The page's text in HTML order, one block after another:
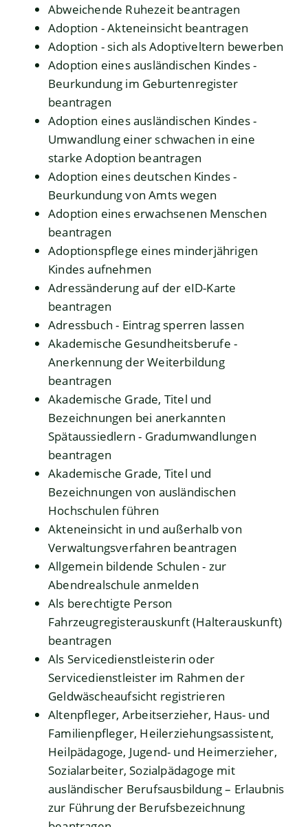
Abweichende Ruhezeit beantragen
Adoption - Akteneinsicht beantragen
Adoption - sich als Adoptiveltern bewerben
Adoption eines ausländischen Kindes -
Beurkundung im Geburtenregister
beantragen
Adoption eines ausländischen Kindes -
Umwandlung einer schwachen in eine
starke Adoption beantragen
Adoption eines deutschen Kindes -
Beurkundung von Amts wegen
Adoption eines erwachsenen Menschen
beantragen
Adoptionspflege eines minderjährigen
Kindes aufnehmen
Adressänderung auf der eID-Karte
beantragen
Adressbuch - Eintrag sperren lassen
Akademische Gesundheitsberufe -
Anerkennung der Weiterbildung
beantragen
Akademische Grade, Titel und
Bezeichnungen bei anerkannten
Spätaussiedlern - Gradumwandlungen
beantragen
Akademische Grade, Titel und
Bezeichnungen von ausländischen
Hochschulen führen
Akteneinsicht in und außerhalb von
Verwaltungsverfahren beantragen
Allgemein bildende Schulen - zur
Abendrealschule anmelden
Als berechtigte Person
Fahrzeugregisterauskunft (Halterauskunft)
beantragen
Als Servicedienstleisterin oder
Servicedienstleister im Rahmen der
Geldwäscheaufsicht registrieren
Altenpfleger, Arbeitserzieher, Haus- und
Familienpfleger, Heilerziehungsassistent,
Heilpädagoge, Jugend- und Heimerzieher,
Sozialarbeiter, Sozialpädagoge mit
ausländischer Berufsausbildung – Erlaubnis
zur Führung der Berufsbezeichnung